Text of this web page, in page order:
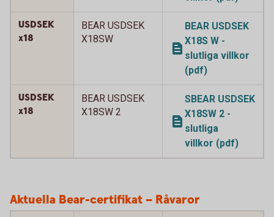
USDSEK
x18
BEAR USDSEK
X18SW
BEAR USDSEK
X18S W -
slutliga villkor
(pdf)
USDSEK
x18
BEAR USDSEK
X18SW 2
SBEAR USDSEK
X18SW 2 -
slutliga
villkor (pdf)
Aktuella Bear-certifikat – Råvaror